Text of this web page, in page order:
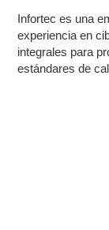
Infortec es una
experiencia en
integrales para
estándares de